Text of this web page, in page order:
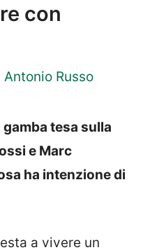
con
Antonio Russo
tesa sulla
e Marc
ha intenzione di
a vivere un